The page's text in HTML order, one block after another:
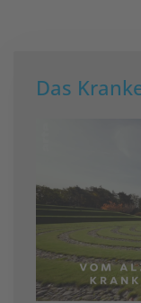
Das